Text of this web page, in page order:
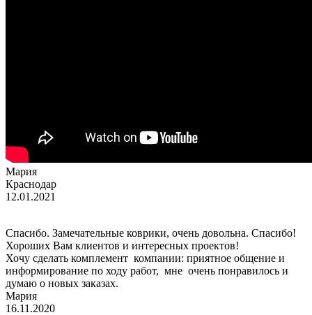
Мария
Краснодар
12.01.2021
Спасибо. Замечательные коврики, очень довольна. Спасибо!
Хороших Вам клиентов и интересных проектов!
Хочу сделать комплемент компании: приятное общение и
информирование по ходу работ, мне очень понравилось и
думаю о новых заказах.
Мария
16.11.2020